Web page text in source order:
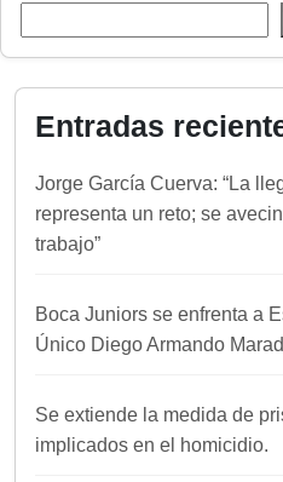
Entradas
Jorge García Cuerva: “La
representa un reto; se
trabajo”
Boca Juniors se enfrenta a
Único Diego Armando
Se extiende la medida de
implicados en el homicidio.